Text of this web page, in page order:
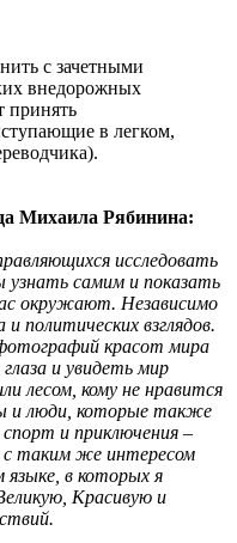
с зачетными
внедорожных
принять
в легком,
Михаила Рябинина:
исследовать
самим и показать
окружают. Независимо
политических взглядов.
красот мира
и увидеть мир
лесом, кому не нравится
и люди, которые также
и приключения –
с таким же интересом
в которых я
Красивую и